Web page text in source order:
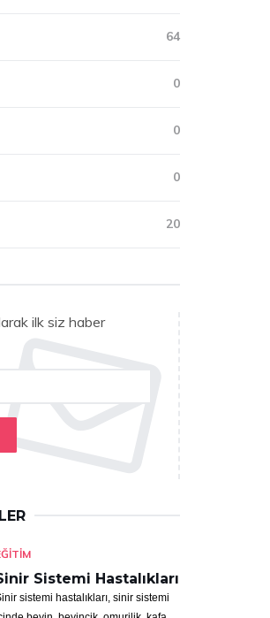
64
0
0
0
20
ilk siz haber
Sistemi Hastalıkları
sistemi hastalıkları, sinir sistemi